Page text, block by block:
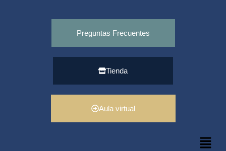
Preguntas Frecuentes
Tienda
Aula virtual